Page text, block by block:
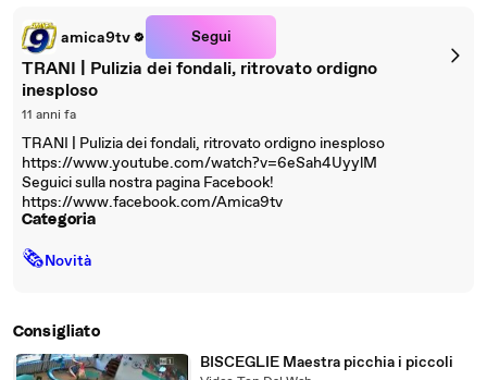
amica9tv Segui
TRANI | Pulizia dei fondali, ritrovato ordigno
inesploso
11 anni fa
TRANI | Pulizia dei fondali, ritrovato ordigno inesploso
https://www.youtube.com/watch?v=6eSah4UyylM
Seguici sulla nostra pagina Facebook!
https://www.facebook.com/Amica9tv
Categoria
🗞Novità
Consigliato
BISCEGLIE Maestra picchia i piccoli